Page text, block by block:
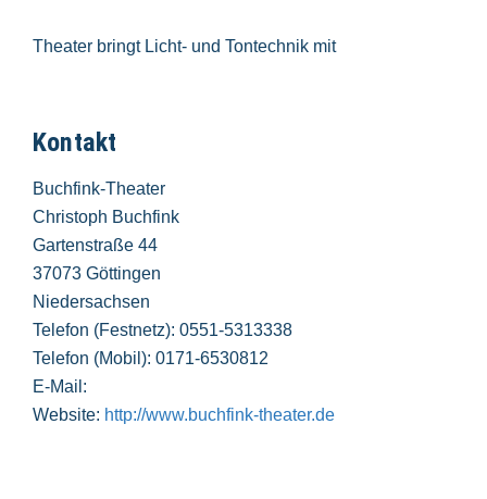
Theater bringt Licht- und Tontechnik mit
Kontakt
Buchfink-Theater
Christoph Buchfink
Gartenstraße 44
37073 Göttingen
Niedersachsen
Telefon (Festnetz): 0551-5313338
Telefon (Mobil): 0171-6530812
E-Mail:
Website: http://www.buchfink-theater.de